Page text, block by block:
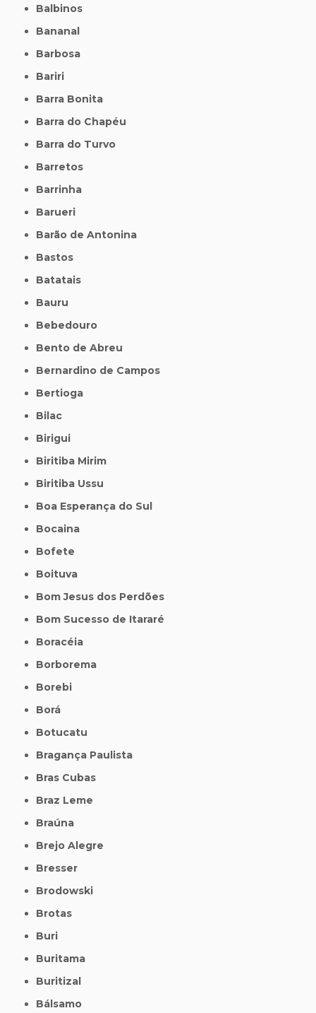
Balbinos
Bananal
Barbosa
Bariri
Barra Bonita
Barra do Chapéu
Barra do Turvo
Barretos
Barrinha
Barueri
Barão de Antonina
Bastos
Batatais
Bauru
Bebedouro
Bento de Abreu
Bernardino de Campos
Bertioga
Bilac
Birigui
Biritiba Mirim
Biritiba Ussu
Boa Esperança do Sul
Bocaina
Bofete
Boituva
Bom Jesus dos Perdões
Bom Sucesso de Itararé
Boracéia
Borborema
Borebi
Borá
Botucatu
Bragança Paulista
Bras Cubas
Braz Leme
Braúna
Brejo Alegre
Bresser
Brodowski
Brotas
Buri
Buritama
Buritizal
Bálsamo